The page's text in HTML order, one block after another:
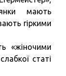
мають
гіркими
«жіночими
статі